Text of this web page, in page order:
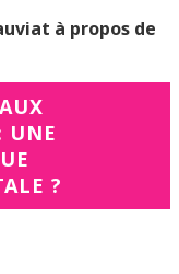
à propos de
UNE
?